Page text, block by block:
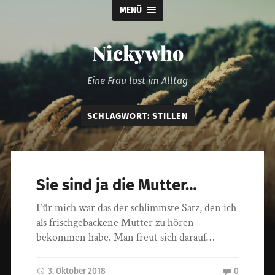
MENÜ
Nickywho
Eine Frau lost im Alltag
SCHLAGWORT: STILLEN
Sie sind ja die Mutter…
Für mich war das der schlimmste Satz, den ich
als frischgebackene Mutter zu hören
bekommen habe. Man freut sich darauf…
3. Oktober 2018 0